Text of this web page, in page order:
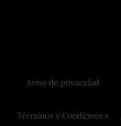
Aviso de privacidad
Términos y Condiciones